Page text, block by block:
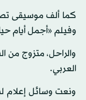
وفيلم «أجمل أيام
والراحل، متزوج من
العربي.
ونعت وسائل إعلام